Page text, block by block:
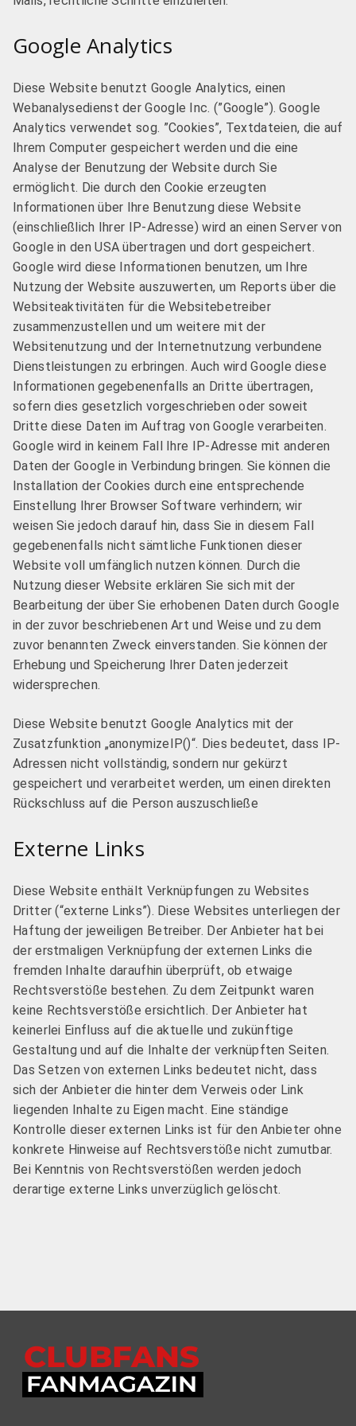
Google Analytics
Diese Website benutzt Google Analytics, einen
Webanalysedienst der Google Inc. (”Google”). Google
Analytics verwendet sog. ”Cookies”, Textdateien, die auf
Ihrem Computer gespeichert werden und die eine
Analyse der Benutzung der Website durch Sie
ermöglicht. Die durch den Cookie erzeugten
Informationen über Ihre Benutzung diese Website
(einschließlich Ihrer IP-Adresse) wird an einen Server von
Google in den USA übertragen und dort gespeichert.
Google wird diese Informationen benutzen, um Ihre
Nutzung der Website auszuwerten, um Reports über die
Websiteaktivitäten für die Websitebetreiber
zusammenzustellen und um weitere mit der
Websitenutzung und der Internetnutzung verbundene
Dienstleistungen zu erbringen. Auch wird Google diese
Informationen gegebenenfalls an Dritte übertragen,
sofern dies gesetzlich vorgeschrieben oder soweit
Dritte diese Daten im Auftrag von Google verarbeiten.
Google wird in keinem Fall Ihre IP-Adresse mit anderen
Daten der Google in Verbindung bringen. Sie können die
Installation der Cookies durch eine entsprechende
Einstellung Ihrer Browser Software verhindern; wir
weisen Sie jedoch darauf hin, dass Sie in diesem Fall
gegebenenfalls nicht sämtliche Funktionen dieser
Website voll umfänglich nutzen können. Durch die
Nutzung dieser Website erklären Sie sich mit der
Bearbeitung der über Sie erhobenen Daten durch Google
in der zuvor beschriebenen Art und Weise und zu dem
zuvor benannten Zweck einverstanden. Sie können der
Erhebung und Speicherung Ihrer Daten jederzeit
widersprechen.
Diese Website benutzt Google Analytics mit der
Zusatzfunktion „anonymizeIP()“. Dies bedeutet, dass IP-
Adressen nicht vollständig, sondern nur gekürzt
gespeichert und verarbeitet werden, um einen direkten
Rückschluss auf die Person auszuschließe
Externe Links
Diese Website enthält Verknüpfungen zu Websites
Dritter (“externe Links”). Diese Websites unterliegen der
Haftung der jeweiligen Betreiber. Der Anbieter hat bei
der erstmaligen Verknüpfung der externen Links die
fremden Inhalte daraufhin überprüft, ob etwaige
Rechtsverstöße bestehen. Zu dem Zeitpunkt waren
keine Rechtsverstöße ersichtlich. Der Anbieter hat
keinerlei Einfluss auf die aktuelle und zukünftige
Gestaltung und auf die Inhalte der verknüpften Seiten.
Das Setzen von externen Links bedeutet nicht, dass
sich der Anbieter die hinter dem Verweis oder Link
liegenden Inhalte zu Eigen macht. Eine ständige
Kontrolle dieser externen Links ist für den Anbieter ohne
konkrete Hinweise auf Rechtsverstöße nicht zumutbar.
Bei Kenntnis von Rechtsverstößen werden jedoch
derartige externe Links unverzüglich gelöscht.